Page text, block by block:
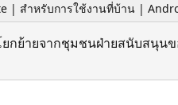
| สำหรับการใช้งานที่บ้าน |
กย้ายจากชุมชนฝ่ายสนับสนุน